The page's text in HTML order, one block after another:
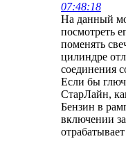
07:48:18
На данный
посмотреть
поменять
цилиндре
соединения
Если бы
СтарЛайн,
Бензин в
включении